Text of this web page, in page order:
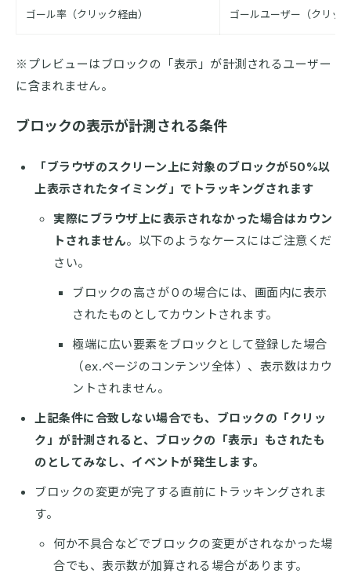
ゴール率（クリック経由） ゴールユーザー（クリッ
※プレビューはブロックの「表示」が計測されるユーザー
に含まれません。
ブロックの表示が計測される条件
「ブラウザのスクリーン上に対象のブロックが50%以
上表示されたタイミング」でトラッキングされます
実際にブラウザ上に表示されなかった場合はカウン
トされません。以下のようなケースにはご注意くだ
さい。
ブロックの高さが０の場合には、画面内に表示
されたものとしてカウントされます。
極端に広い要素をブロックとして登録した場合
（ex.ページのコンテンツ全体）、表示数はカウ
ントされません。
上記条件に合致しない場合でも、ブロックの「クリッ
ク」が計測されると、ブロックの「表示」もされたも
のとしてみなし、イベントが発生します。
ブロックの変更が完了する直前にトラッキングされま
す。
何か不具合などでブロックの変更がされなかった場
合でも、表示数が加算される場合があります。